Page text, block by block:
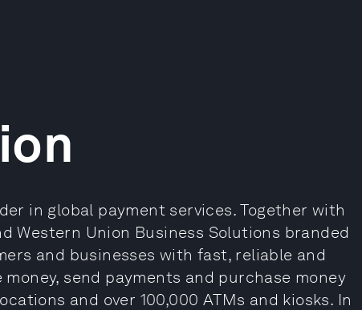
in global payment services. Together with
Western Union Business Solutions branded
and businesses with fast, reliable and
send payments and purchase money
and over 100,000 ATMs and kiosks. In